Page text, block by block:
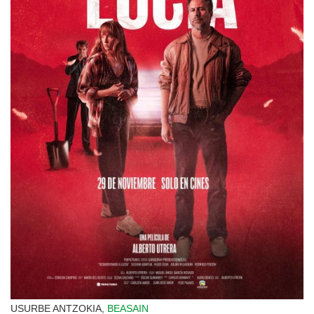
USURBE ANTZOKIA, BEASAIN